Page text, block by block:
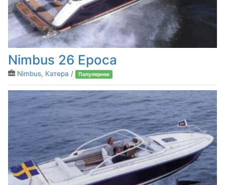
Nimbus 26 Epoca
Nimbus, Катера / Популярное